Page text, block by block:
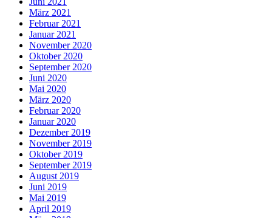
März 2021
Februar 2021
Januar 2021
November 2020
Oktober 2020
September 2020
Juni 2020
Mai 2020
März 2020
Februar 2020
Januar 2020
Dezember 2019
November 2019
Oktober 2019
September 2019
August 2019
Juni 2019
Mai 2019
April 2019